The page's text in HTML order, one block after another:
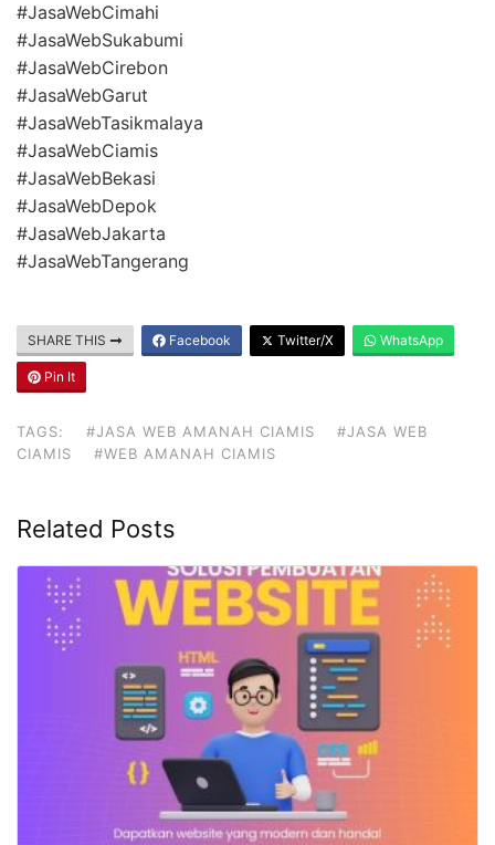
#JasaWebCimahi
#JasaWebSukabumi
#JasaWebCirebon
#JasaWebGarut
#JasaWebTasikmalaya
#JasaWebCiamis
#JasaWebBekasi
#JasaWebDepok
#JasaWebJakarta
#JasaWebTangerang
SHARE THIS Facebook Twitter/X WhatsApp
Pin It
TAGS: #JASA WEB AMANAH CIAMIS
#JASA WEB
CIAMIS
#WEB AMANAH CIAMIS
Related Posts